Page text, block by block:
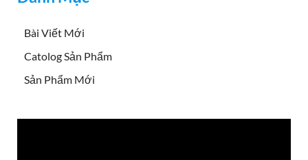
Bài Viết Mới
Catolog Sản Phẩm
Sản Phẩm Mới